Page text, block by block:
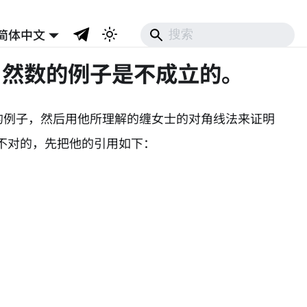
体中文
数的例子是不成立的。
子，然后用他所理解的缠女士的对角线法来证明
的，先把他的引用如下：